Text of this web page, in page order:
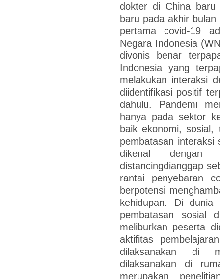
dokter di China baru
baru pada akhir
pertama covid-19
Negara Indonesia
divonis benar
Indonesia yang
melakukan interaksi
diidentifikasi positif
dahulu. Pandemi
hanya pada sektor
baik ekonomi, sosial,
pembatasan interaksi
dikenal
distancingdianggap
rantai penyebaran
berpotensi
kehidupan. Di dunia
pembatasan sosial
meliburkan peserta
aktifitas
dilaksanakan di
dilaksanakan di
merupakan